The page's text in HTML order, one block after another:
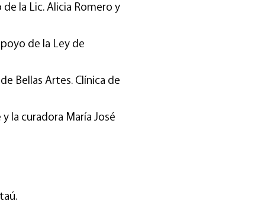
de la Lic. Alicia Romero y
de la Ley de
Bellas Artes. Clínica de
la curadora María José